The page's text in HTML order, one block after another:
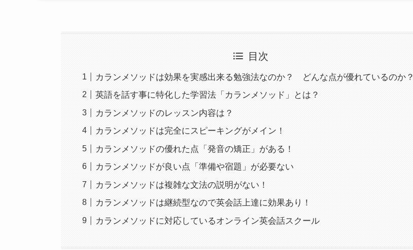
目次
カランメソッドは効果を実感出来る勉強法なのか？ どんな点が優れているのか？
英語を話す事に特化した学習法「カランメソッド」とは？
カランメソッドのレッスン内容は？
カランメソッドは完全にスピーキングがメイン！
カランメソッドの優れた点「発音の矯正」がある！
カランメソッドが良い点「準備や宿題」が必要ない
カランメソッドは複雑な文法の説明がない！
カランメソッドは継続型なので英会話上達に効果あり！
カランメソッドに対応しているオンライン英会話スクール